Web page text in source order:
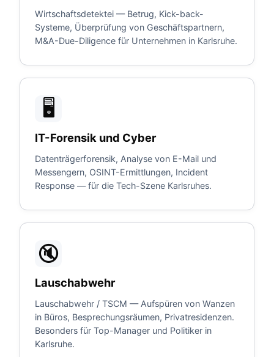
Wirtschaftsdetektei — Betrug, Kick-back-
Systeme, Überprüfung von Geschäftspartnern,
M&A-Due-Diligence für Unternehmen in Karlsruhe.
🖥️
IT-Forensik und Cyber
Datenträgerforensik, Analyse von E-Mail und
Messengern, OSINT-Ermittlungen, Incident
Response — für die Tech-Szene Karlsruhes.
🔇
Lauschabwehr
Lauschabwehr / TSCM — Aufspüren von Wanzen
in Büros, Besprechungsräumen, Privatresidenzen.
Besonders für Top-Manager und Politiker in
Karlsruhe.